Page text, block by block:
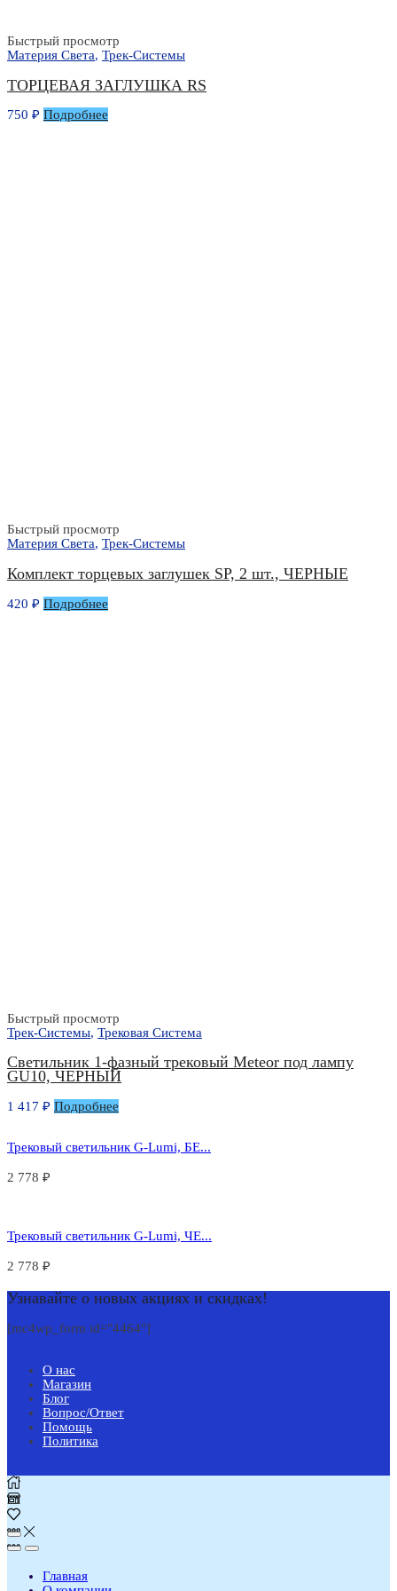
Быстрый просмотр
Материя Света, Трек-Системы
ТОРЦЕВАЯ ЗАГЛУШКА RS
750 ₽ Подробнее
Быстрый просмотр
Материя Света, Трек-Системы
Комплект торцевых заглушек SP, 2 шт., ЧЕРНЫЕ
420 ₽ Подробнее
Быстрый просмотр
Трек-Системы, Трековая Система
Светильник 1-фазный трековый Meteor под лампу
GU10, ЧЕРНЫЙ
1 417 ₽ Подробнее
Трековый светильник G-Lumi, БЕ...
2 778 ₽
Трековый светильник G-Lumi, ЧЕ...
2 778 ₽
Узнавайте о новых акциях и скидках!
[mc4wp_form id="4464"]
О нас
Магазин
Блог
Вопрос/Ответ
Помощь
Политика
Главная